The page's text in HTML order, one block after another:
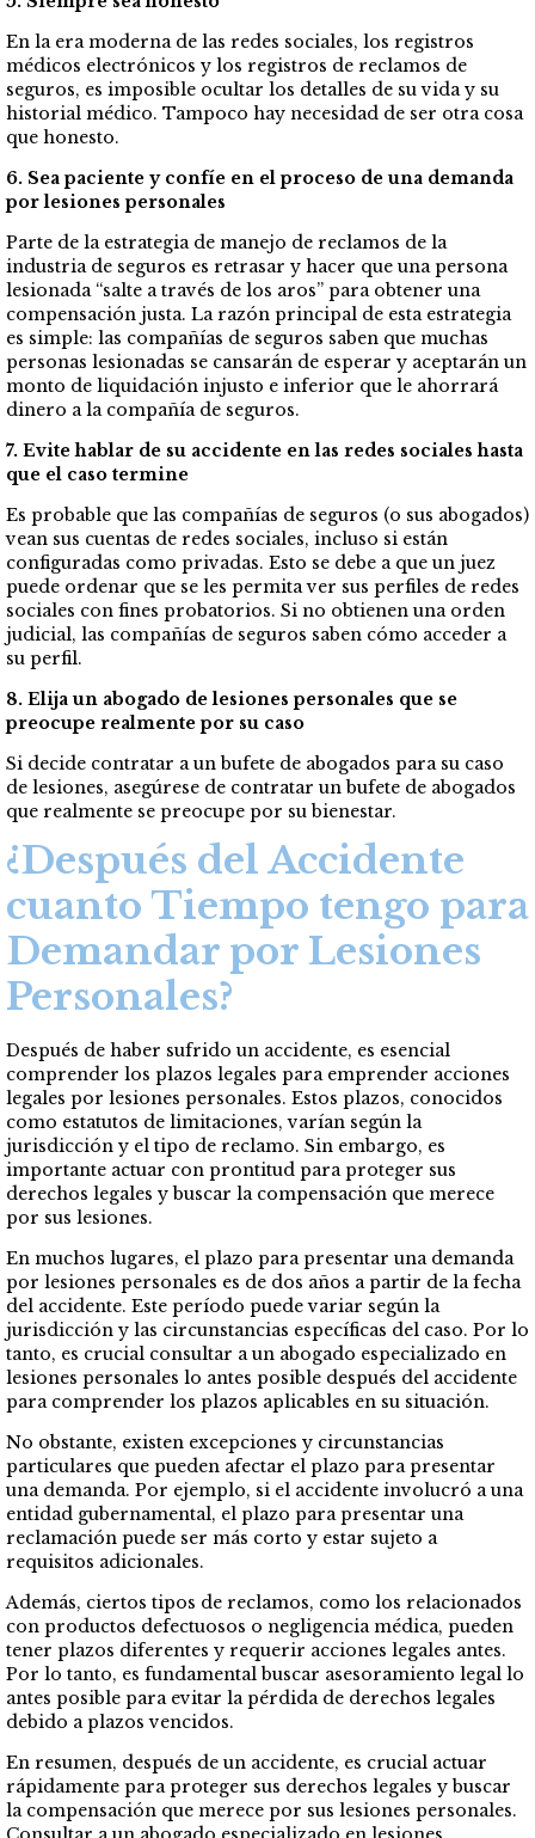
En la era moderna de las redes sociales, los registros
médicos electrónicos y los registros de reclamos de
seguros, es imposible ocultar los detalles de su vida y su
historial médico. Tampoco hay necesidad de ser otra cosa
que honesto.
6. Sea paciente y confíe en el proceso de una demanda
por lesiones personales
Parte de la estrategia de manejo de reclamos de la
industria de seguros es retrasar y hacer que una persona
lesionada “salte a través de los aros” para obtener una
compensación justa. La razón principal de esta estrategia
es simple: las compañías de seguros saben que muchas
personas lesionadas se cansarán de esperar y aceptarán un
monto de liquidación injusto e inferior que le ahorrará
dinero a la compañía de seguros.
7. Evite hablar de su accidente en las redes sociales hasta
que el caso termine
Es probable que las compañías de seguros (o sus abogados)
vean sus cuentas de redes sociales, incluso si están
configuradas como privadas. Esto se debe a que un juez
puede ordenar que se les permita ver sus perfiles de redes
sociales con fines probatorios. Si no obtienen una orden
judicial, las compañías de seguros saben cómo acceder a
su perfil.
8. Elija un abogado de lesiones personales que se
preocupe realmente por su caso
Si decide contratar a un bufete de abogados para su caso
de lesiones, asegúrese de contratar un bufete de abogados
que realmente se preocupe por su bienestar.
¿Después del Accidente
cuanto Tiempo tengo para
Demandar por Lesiones
Personales?
Después de haber sufrido un accidente, es esencial
comprender los plazos legales para emprender acciones
legales por lesiones personales. Estos plazos, conocidos
como estatutos de limitaciones, varían según la
jurisdicción y el tipo de reclamo. Sin embargo, es
importante actuar con prontitud para proteger sus
derechos legales y buscar la compensación que merece
por sus lesiones.
En muchos lugares, el plazo para presentar una demanda
por lesiones personales es de dos años a partir de la fecha
del accidente. Este período puede variar según la
jurisdicción y las circunstancias específicas del caso. Por lo
tanto, es crucial consultar a un abogado especializado en
lesiones personales lo antes posible después del accidente
para comprender los plazos aplicables en su situación.
No obstante, existen excepciones y circunstancias
particulares que pueden afectar el plazo para presentar
una demanda. Por ejemplo, si el accidente involucró a una
entidad gubernamental, el plazo para presentar una
reclamación puede ser más corto y estar sujeto a
requisitos adicionales.
Además, ciertos tipos de reclamos, como los relacionados
con productos defectuosos o negligencia médica, pueden
tener plazos diferentes y requerir acciones legales antes.
Por lo tanto, es fundamental buscar asesoramiento legal lo
antes posible para evitar la pérdida de derechos legales
debido a plazos vencidos.
En resumen, después de un accidente, es crucial actuar
rápidamente para proteger sus derechos legales y buscar
la compensación que merece por sus lesiones personales.